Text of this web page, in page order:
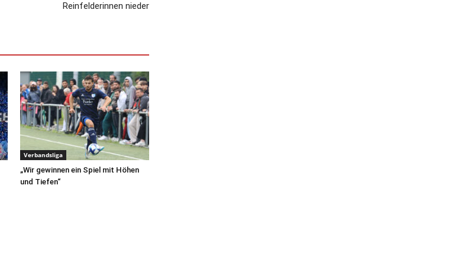
Reinfelderinnen nieder
Verbandsliga
„Wir gewinnen ein Spiel mit Höhen
und Tiefen“